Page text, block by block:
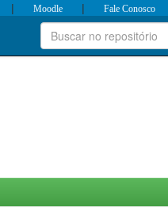
| Moodle | Fale Conosco